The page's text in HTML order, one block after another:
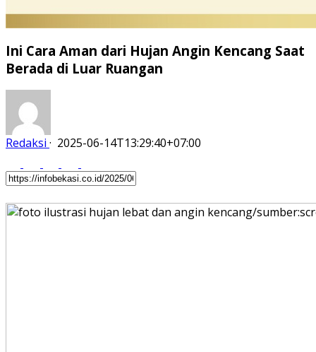
Ini Cara Aman dari Hujan Angin Kencang Saat
Berada di Luar Ruangan
Redaksi · 2025-06-14T13:29:40+07:00